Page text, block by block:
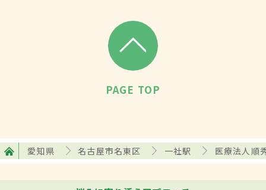
PAGE TOP
愛知県 名古屋市名東区 一社駅 医療法人順